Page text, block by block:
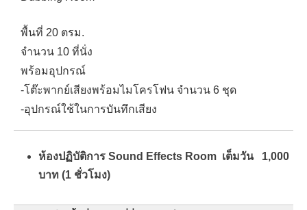
พื้นที่ 20 ตรม.
จำนวน 10 ที่นั่ง
พร้อมอุปกรณ์
-โต๊ะพากย์เสียงพร้อมไมโครโฟน จำนวน 6 ชุด
-อุปกรณ์ใช้ในการบันทึกเสียง
ห้องปฏิบัติการ Sound Effects Room เต็มวัน 1,000
บาท (1 ชั่วโมง)